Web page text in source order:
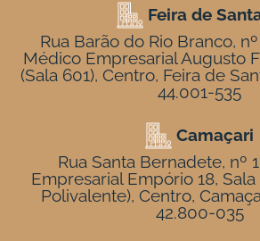
Feira de
Rua Barão do Rio Branco,
Médico Empresarial Augusto
(Sala 601), Centro, Feira de
44.001-535
Camaçari
Rua Santa Bernadete, nº
Empresarial Empório 18,
Polivalente), Centro,
42.800-035